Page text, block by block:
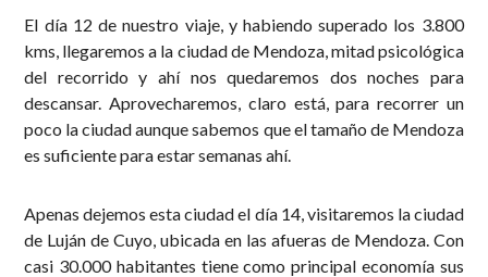
El día 12 de nuestro viaje, y habiendo superado los 3.800
kms, llegaremos a la ciudad de Mendoza, mitad psicológica
del recorrido y ahí nos quedaremos dos noches para
descansar. Aprovecharemos, claro está, para recorrer un
poco la ciudad aunque sabemos que el tamaño de Mendoza
es suficiente para estar semanas ahí.
Apenas dejemos esta ciudad el día 14, visitaremos la ciudad
de Luján de Cuyo, ubicada en las afueras de Mendoza. Con
casi 30.000 habitantes tiene como principal economía sus